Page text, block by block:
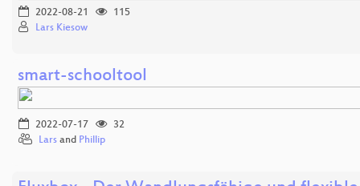
2022-08-21
115
Lars Kiesow
smart-schooltool
2022-07-17
32
Lars and Phillip